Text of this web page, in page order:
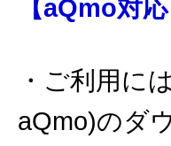
【aQmo対
・ご利用に
aQmo)のダ